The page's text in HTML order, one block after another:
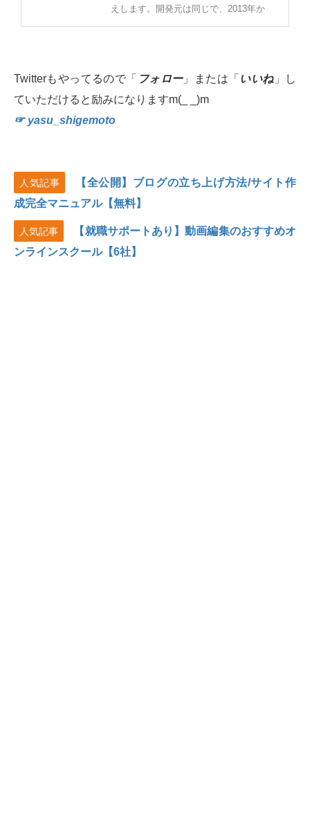
えします。開発元は同じで、2013年か
Twitterもやってるので「 フォロー」または「 いいね」し
ていただけると励みになりますm(_ _)m
☞ yasu_shigemoto
人気記事
【全公開】ブログの立ち上げ方法/サイト作
成完全マニュアル【無料】
人気記事
【就職サポートあり】動画編集のおすすめオ
ンラインスクール【6社】